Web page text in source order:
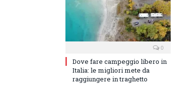
0
Dove fare campeggio libero in
Italia: le migliori mete da
raggiungere in traghetto